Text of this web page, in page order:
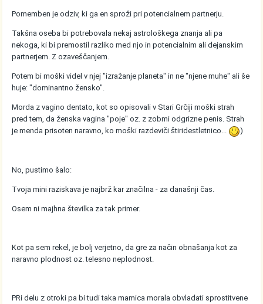
Pomemben je odziv, ki ga en sproži pri potencialnem partnerju.
Takšna oseba bi potrebovala nekaj astrološkega znanja ali pa
nekoga, ki bi premostil razliko med njo in potencialnim ali dejanskim
partnerjem. Z ozaveščanjem.
Potem bi moški videl v njej "izražanje planeta" in ne "njene muhe" ali še
huje: "dominantno žensko".
Morda z vagino dentato, kot so opisovali v Stari Grčiji moški strah
pred tem, da ženska vagina "poje" oz. z zobmi odgrizne penis. Strah
je menda prisoten naravno, ko moški razdeviči štiridestletnico...
)
No, pustimo šalo:
Tvoja mini raziskava je najbrž kar značilna - za današnji čas.
Osem ni majhna številka za tak primer.
Kot pa sem rekel, je bolj verjetno, da gre za način obnašanja kot za
naravno plodnost oz. telesno neplodnost.
PRi delu z otroki pa bi tudi taka mamica morala obvladati sprostitvene